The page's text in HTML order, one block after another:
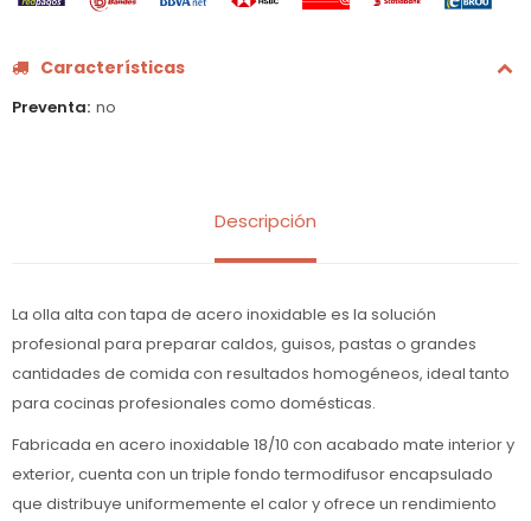
Características
Preventa no
Descripción
La olla alta con tapa de acero inoxidable es la solución
profesional para preparar caldos, guisos, pastas o grandes
cantidades de comida con resultados homogéneos, ideal tanto
para cocinas profesionales como domésticas.
Fabricada en acero inoxidable 18/10 con acabado mate interior y
exterior, cuenta con un triple fondo termodifusor encapsulado
que distribuye uniformemente el calor y ofrece un rendimiento